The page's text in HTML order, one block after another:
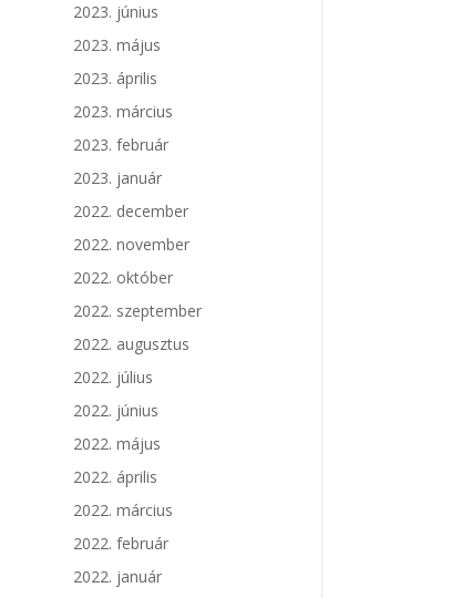
2023. június
2023. május
2023. április
2023. március
2023. február
2023. január
2022. december
2022. november
2022. október
2022. szeptember
2022. augusztus
2022. július
2022. június
2022. május
2022. április
2022. március
2022. február
2022. január